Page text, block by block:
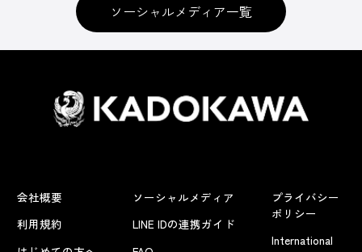
ソーシャルメディア一覧
会社概要
利用規約
ソーシャルメディア
LINE IDの連携ガイド
プライバシー
ポリシー
International